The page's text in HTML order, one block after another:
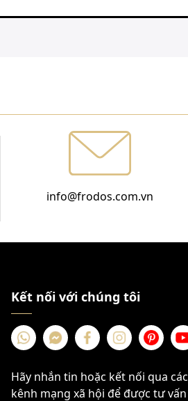
info@frodos.com.vn
Kết nối với chúng tôi
Hãy nhắn tin hoặc kết nối qua các
kênh mạng xã hội để được tư vấn